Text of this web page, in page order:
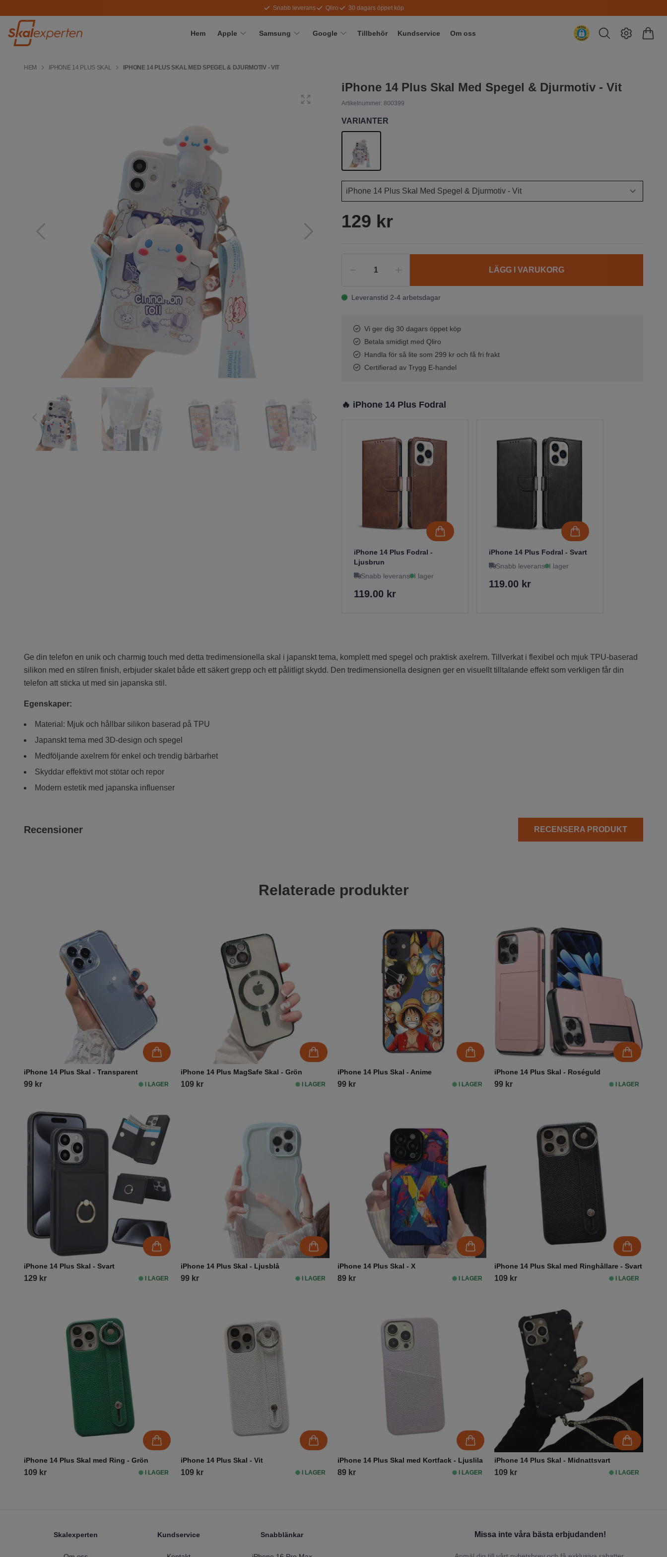
Snabb leverans Qliro 30 dagars öppet köp
Hem Apple Samsung Google Tillbehör Kundservice Om oss
HEM IPHONE 14 PLUS SKAL IPHONE 14 PLUS SKAL MED SPEGEL & DJURMOTIV - VIT
iPhone 14 Plus Skal Med Spegel & Djurmotiv - Vit
Artikelnummer: 800399
VARIANTER
129 kr
LÄGG I VARUKORG
Leveranstid 2-4 arbetsdagar
Vi ger dig 30 dagars öppet köp
Betala smidigt med Qliro
Handla för så lite som 299 kr och få fri frakt
Certifierad av Trygg E-handel
🔥 iPhone 14 Plus Fodral
iPhone 14 Plus Fodral -
Ljusbrun
Snabb leverans I lager
119.00 kr
iPhone 14 Plus Fodral - Svart
Snabb leverans I lager
119.00 kr
Ge din telefon en unik och charmig touch med detta tredimensionella skal i japanskt tema, komplett med spegel och praktisk axelrem. Tillverkat i flexibel och mjuk TPU-baserad
silikon med en stilren finish, erbjuder skalet både ett säkert grepp och ett pålitligt skydd. Den tredimensionella designen ger en visuellt tilltalande effekt som verkligen får din
telefon att sticka ut med sin japanska stil.
Egenskaper:
Material: Mjuk och hållbar silikon baserad på TPU
Japanskt tema med 3D-design och spegel
Medföljande axelrem för enkel och trendig bärbarhet
Skyddar effektivt mot stötar och repor
Modern estetik med japanska influenser
Recensioner RECENSERA PRODUKT
Relaterade produkter
iPhone 14 Plus Skal - Transparent
99 kr I LAGER
iPhone 14 Plus MagSafe Skal - Grön
109 kr I LAGER
iPhone 14 Plus Skal - Anime
99 kr I LAGER
iPhone 14 Plus Skal - Roséguld
99 kr I LAGER
iPhone 14 Plus Skal - Svart
129 kr I LAGER
iPhone 14 Plus Skal - Ljusblå
99 kr I LAGER
iPhone 14 Plus Skal - X
89 kr I LAGER
iPhone 14 Plus Skal med Ringhållare - Svart
109 kr I LAGER
iPhone 14 Plus Skal med Ring - Grön
109 kr I LAGER
iPhone 14 Plus Skal - Vit
109 kr I LAGER
iPhone 14 Plus Skal med Kortfack - Ljuslila
89 kr I LAGER
iPhone 14 Plus Skal - Midnattsvart
109 kr I LAGER
Skalexperten Kundservice Snabblänkar Missa inte våra bästa erbjudanden!